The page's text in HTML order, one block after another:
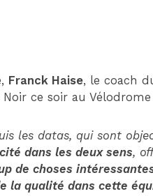
Franck Haise, le coach
ce soir au
les datas, qui sont
dans les deux sens,
de choses
la qualité dans cette